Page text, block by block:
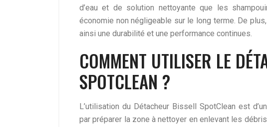
d’eau et de solution nettoyante que les
économie non négligeable sur le long terme. De
ainsi une durabilité et une performance continues.
COMMENT UTILISER LE
SPOTCLEAN ?
L’utilisation du Détacheur Bissell SpotClean est
par préparer la zone à nettoyer en enlevant les